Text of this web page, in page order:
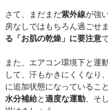
さて、まだまだ紫外線が強
房なしではもちろん過ごせ
る「お肌の乾燥」に要注意
また、エアコン環境下と運
して、汗もかきにくくなり
に追加状態になっているこ
水分補給と適度な運動 、そ